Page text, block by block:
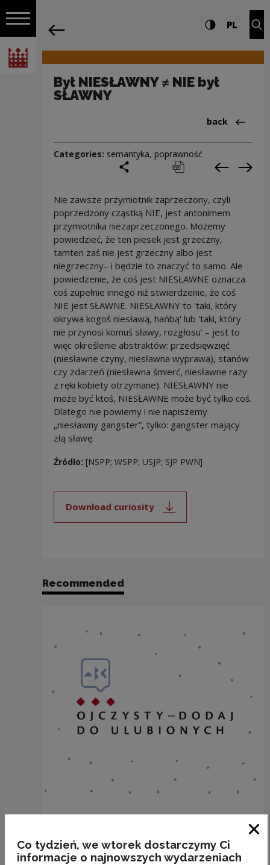
Open navigation
National Centre for Culture Poland
Navigation Settings and search
High contrast
PL
Był NIESŁAWNY ≠ NIE był
SŁAWNY
Back
back
Categories: semantyka, poprawność
print pobierz Previous
Nie zawsze przymiotnik zaprzeczony, czyli
poprzedzony cząstką NIE, jest antonimem
przymiotnika niezaprzeczonego. Możemy
powiedzieć, że ten piesek jest grzeczny,
tamten zaś nie jest grzeczny albo jest
niegrzeczny– i będzie to znaczyć to samo. Ale
powiedzenie, że coś jest NIESŁAWNE oznacza
coś zupełnie innego niż stwierdzenie, że coś
NIE jest SŁAWNE. NIESŁAWNY to 'taki, który
okrywa kogoś niesławą, hańbą' lub 'taki, który
nie przynosi komuś sławy, rozgłosu' – jest to
więc określenie abstraktów: przedsięwzięć
(niesławne czyny, niesławna wyprawa), stanów
czy zdarzeń (niesławna śmierć, niesławne razy
z ręki kobiety otrzymane). NIESŁAWNY nie
może być ktoś, NIESŁAWNE może być tylko coś.
Dlatego nie powiemy i nie napiszemy
„niesławny gangster”, tylko: gangster mający
złą sławę.
Źródło: [NSPP; WSPP; USJP; SJP PWN]
Download curiosity
Note, the link will open in a new
Recommended
BAKALIE
Co tydzień, we wtorek dostarczymy Ci
informacje o najnowszych wydarzeniach